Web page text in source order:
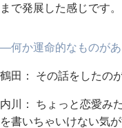
まで発展した感じです。
―何か運命的なものがあ
鶴田： その話をしたの
内川： ちょっと恋愛み
を書いちゃいけない気